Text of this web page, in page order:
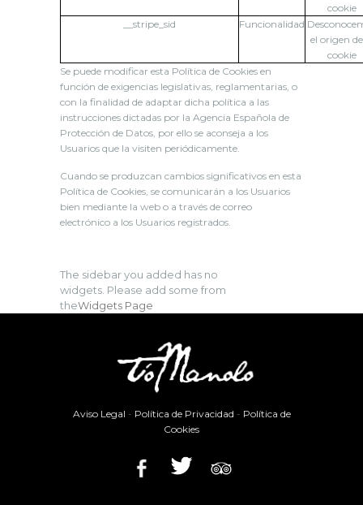
cookie
__stripe_sid
Funcionalidad
el origen
cookie
Se puede modificar esta Política de Cookies en
función de exigencias legislativas, reglamentarias, o
con la finalidad de adaptar dicha política a las
instrucciones dictadas por la Agencia Española de
Protección de Datos, por ello se aconseja a los
Usuarios que la visiten periódicamente.
Cuando se produzcan cambios significativos en esta
Política de Cookies, se comunicarán a los Usuarios
bien mediante la web o a través de correo
electrónico a los Usuarios registrados.
The sidebar you added has no
widgets. Please add some from
theWidgets Page
Aviso Legal - Política de Privacidad - Política de
Cookies